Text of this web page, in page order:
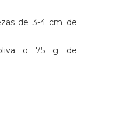
de 3-4 cm de
o 75 g de